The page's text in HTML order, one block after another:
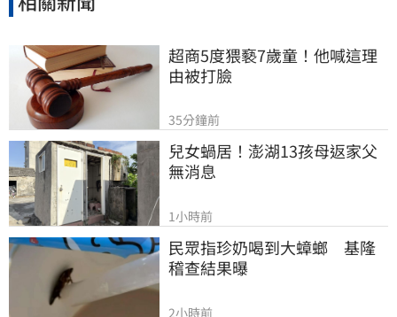
超商5度猥褻7歲童！他喊這理
由被打臉
35分鐘前
兒女蝸居！澎湖13孩母返家父
無消息
1小時前
民眾指珍奶喝到大蟑螂　基隆
稽查結果曝
2小時前